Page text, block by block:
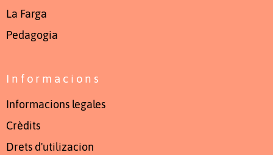
La Farga
Pedagogia
Informacions
Informacions legales
Crèdits
Drets d'utilizacion